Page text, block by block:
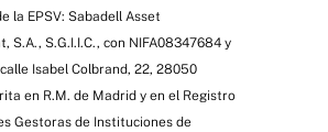
la EPSV: Sabadell Asset
S.A., S.G.I.I.C., con NIFA08347684 y
Isabel Colbrand, 22, 28050
en R.M. de Madrid y en el Registro
Gestoras de Instituciones de